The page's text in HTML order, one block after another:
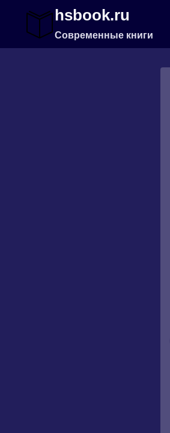
содержимому
hsbook.ru
Современные книги